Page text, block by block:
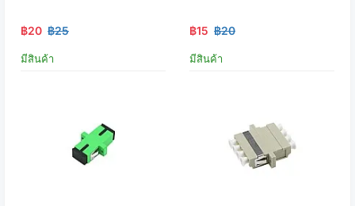
฿20 ฿25
มีสินค้า
฿15 ฿20
มีสินค้า